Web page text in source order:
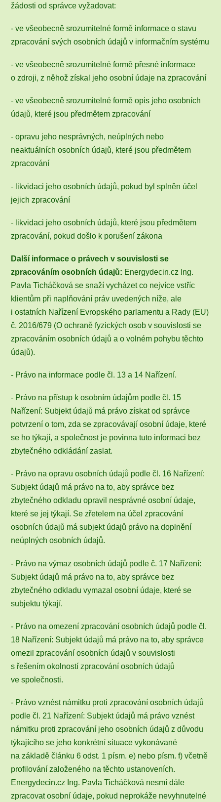
žádosti od správce vyžadovat:
- ve všeobecně srozumitelné formě informace o stavu
zpracování svých osobních údajů v informačním systému
- ve všeobecně srozumitelné formě přesné informace
o zdroji, z něhož získal jeho osobní údaje na zpracování
- ve všeobecně srozumitelné formě opis jeho osobních
údajů, které jsou předmětem zpracování
- opravu jeho nesprávných, neúplných nebo
neaktuálních osobních údajů, které jsou předmětem
zpracování
- likvidaci jeho osobních údajů, pokud byl splněn účel
jejich zpracování
- likvidaci jeho osobních údajů, které jsou předmětem
zpracování, pokud došlo k porušení zákona
Další informace o právech v souvislosti se
zpracováním osobních údajů: Energydecin.cz Ing.
Pavla Ticháčková se snaží vycházet co nejvíce vstříc
klientům při naplňování práv uvedených níže, ale
i ostatních Nařízení Evropského parlamentu a Rady (EU)
č. 2016/679 (O ochraně fyzických osob v souvislosti se
zpracováním osobních údajů a o volném pohybu těchto
údajů).
- Právo na informace podle čl. 13 a 14 Nařízení.
- Právo na přístup k osobním údajům podle čl. 15
Nařízení: Subjekt údajů má právo získat od správce
potvrzení o tom, zda se zpracovávají osobní údaje, které
se ho týkají, a společnost je povinna tuto informaci bez
zbytečného odkládání zaslat.
- Právo na opravu osobních údajů podle čl. 16 Nařízení:
Subjekt údajů má právo na to, aby správce bez
zbytečného odkladu opravil nesprávné osobní údaje,
které se jej týkají. Se zřetelem na účel zpracování
osobních údajů má subjekt údajů právo na doplnění
neúplných osobních údajů.
- Právo na výmaz osobních údajů podle č. 17 Nařízení:
Subjekt údajů má právo na to, aby správce bez
zbytečného odkladu vymazal osobní údaje, které se
subjektu týkají.
- Právo na omezení zpracování osobních údajů podle čl.
18 Nařízení: Subjekt údajů má právo na to, aby správce
omezil zpracování osobních údajů v souvislosti
s řešením okolností zpracování osobních údajů
ve společnosti.
- Právo vznést námitku proti zpracování osobních údajů
podle čl. 21 Nařízení: Subjekt údajů má právo vznést
námitku proti zpracování jeho osobních údajů z důvodu
týkajícího se jeho konkrétní situace vykonávané
na základě článku 6 odst. 1 písm. e) nebo písm. f) včetně
profilování založeného na těchto ustanoveních.
Energydecin.cz Ing. Pavla Ticháčková nesmí dále
zpracovat osobní údaje, pokud neprokáže nevyhnutelné